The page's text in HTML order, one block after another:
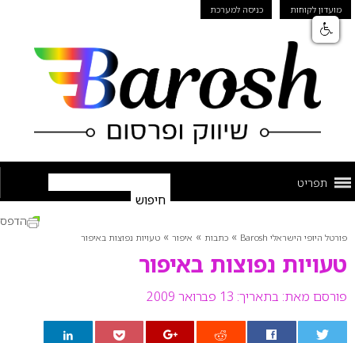
מועדון לקוחות כניסה למערכת
תפריט
פורטל היופי הישראלי Barosh » כתבות » איפור » טעויות נפוצות באיפור
טעויות נפוצות באיפור
פורסם מאת: בתאריך: 13 פברואר 2009
הדפס